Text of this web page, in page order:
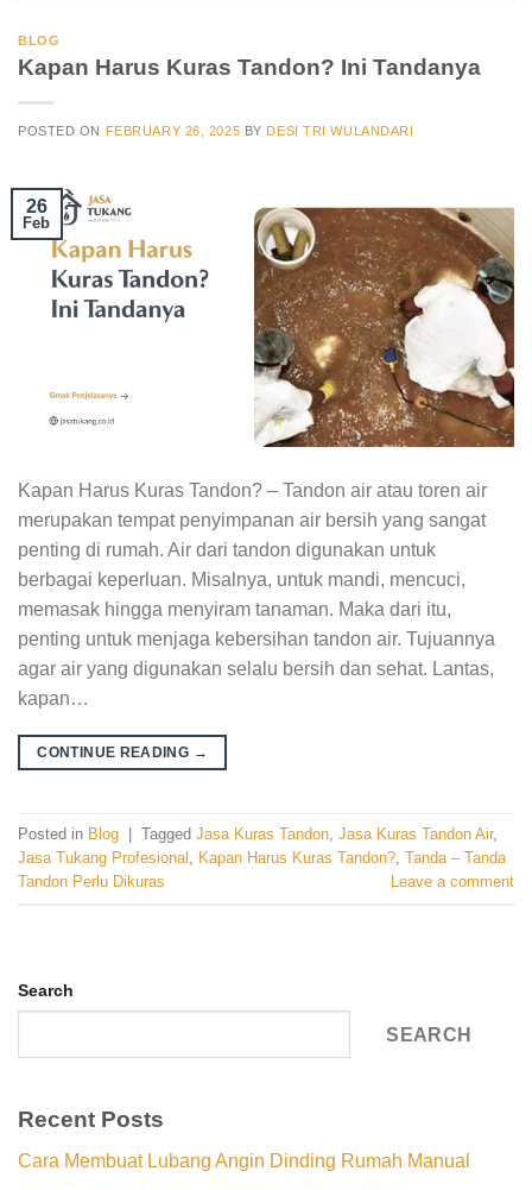
BLOG
Kapan Harus Kuras Tandon? Ini Tandanya
POSTED ON FEBRUARY 26, 2025 BY DESI TRI WULANDARI
26
Feb
Kapan Harus Kuras Tandon? – Tandon air atau toren air
merupakan tempat penyimpanan air bersih yang sangat
penting di rumah. Air dari tandon digunakan untuk
berbagai keperluan. Misalnya, untuk mandi, mencuci,
memasak hingga menyiram tanaman. Maka dari itu,
penting untuk menjaga kebersihan tandon air. Tujuannya
agar air yang digunakan selalu bersih dan sehat. Lantas,
kapan…
CONTINUE READING →
Posted in Blog Tagged Jasa Kuras Tandon Jasa Kuras Tandon Air,
Jasa Tukang Profesional
Kapan Harus Kuras Tandon? Tanda – Tanda
Tandon Perlu Dikuras
Leave a comment
Search
SEARCH
Recent Posts
Cara Membuat Lubang Angin Dinding Rumah Manual